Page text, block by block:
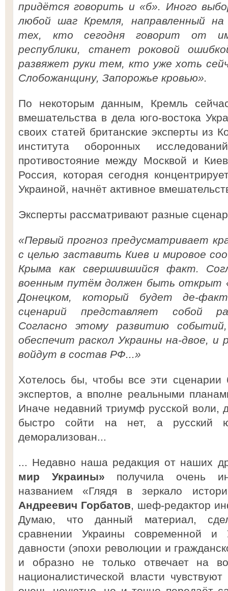
придётся говорить и «б». Иного
любой шаг Кремля, направленный на
тех, кто сегодня говорит от
республики, станет роковой
развяжет руки тем, кто уже хоть
Слобожанщину, Запорожье кровью».
По некоторым данным, Кремль
вмешательства в дела юго-востока
своих статей британские эксперты из
института оборонных
противостояние между Москвой и
Россия, которая сегодня
Украиной, начнёт активное
Эксперты рассматривают разные
«Первый прогноз предусматривает
с целью заставить Киев и мировое
Крыма как свершившийся факт.
военным путём должен быть открыт
Донецком, который будет де-
сценарий представляет собой
Согласно этому развитию событий,
обеспечит раскол Украины на-двое, и
войдут в состав РФ...»
Хотелось бы, чтобы все эти
экспертов, а вполне реальными
Иначе недавний триумф русской воли,
быстро сойти на нет, а русский
деморализован...
... Недавно наша редакция от наших
мир Украины» получила очень
названием «Глядя в зеркало
Андреевич Горбатов, шеф-редактор
Думаю, что данный материал,
сравнении Украины современной и
давности (эпохи революции и
и образно не только отвечает на
националистической власти